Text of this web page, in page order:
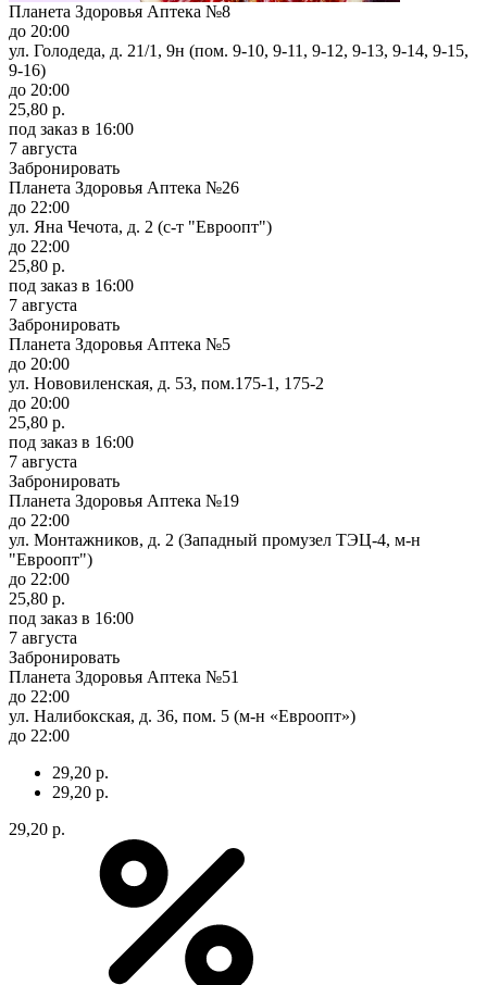
Планета Здоровья Аптека №8
до 20:00
ул. Голодеда, д. 21/1, 9н (пом. 9-10, 9-11, 9-12, 9-13, 9-14, 9-15,
9-16)
до 20:00
25,80 р.
под заказ в 16:00
7 августа
Забронировать
Планета Здоровья Аптека №26
до 22:00
ул. Яна Чечота, д. 2 (с-т "Евроопт")
до 22:00
25,80 р.
под заказ в 16:00
7 августа
Забронировать
Планета Здоровья Аптека №5
до 20:00
ул. Нововиленская, д. 53, пом.175-1, 175-2
до 20:00
25,80 р.
под заказ в 16:00
7 августа
Забронировать
Планета Здоровья Аптека №19
до 22:00
ул. Монтажников, д. 2 (Западный промузел ТЭЦ-4, м-н
"Евроопт")
до 22:00
25,80 р.
под заказ в 16:00
7 августа
Забронировать
Планета Здоровья Аптека №51
до 22:00
ул. Налибокская, д. 36, пом. 5 (м-н «Евроопт»)
до 22:00
29,20 р.
29,20 р.
29,20 р.